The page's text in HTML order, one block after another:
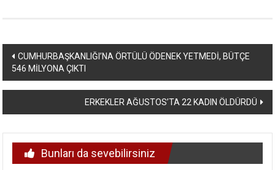
Yazı
dolaşımı
CUMHURBAŞKANLIĞI’NA ÖRTÜLÜ ÖDENEK YETMEDİ, BÜTÇE
546 MİLYONA ÇIKTI
ERKEKLER AĞUSTOS’TA 22 KADIN ÖLDÜRDÜ
Bunları da sevebilirsiniz